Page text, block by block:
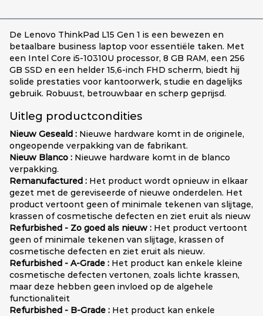
De Lenovo ThinkPad L15 Gen 1 is een bewezen en
betaalbare business laptop voor essentiële taken. Met
een Intel Core i5-10310U processor, 8 GB RAM, een 256
GB SSD en een helder 15,6-inch FHD scherm, biedt hij
solide prestaties voor kantoorwerk, studie en dagelijks
gebruik. Robuust, betrouwbaar en scherp geprijsd.
Uitleg productcondities
Nieuw Geseald : Nieuwe hardware komt in de originele,
ongeopende verpakking van de fabrikant.
Nieuw Blanco : Nieuwe hardware komt in de blanco
verpakking.
Remanufactured : Het product wordt opnieuw in elkaar
gezet met de gereviseerde of nieuwe onderdelen. Het
product vertoont geen of minimale tekenen van slijtage,
krassen of cosmetische defecten en ziet eruit als nieuw
Refurbished - Zo goed als nieuw : Het product vertoont
geen of minimale tekenen van slijtage, krassen of
cosmetische defecten en ziet eruit als nieuw.
Refurbished - A-Grade : Het product kan enkele kleine
cosmetische defecten vertonen, zoals lichte krassen,
maar deze hebben geen invloed op de algehele
functionaliteit
Refurbished - B-Grade : Het product kan enkele